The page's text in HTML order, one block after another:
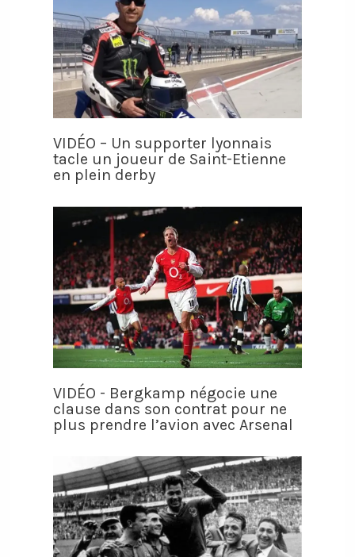
VIDÉO – Un supporter lyonnais
tacle un joueur de Saint-Etienne
en plein derby
VIDÉO - Bergkamp négocie une
clause dans son contrat pour ne
plus prendre l’avion avec Arsenal